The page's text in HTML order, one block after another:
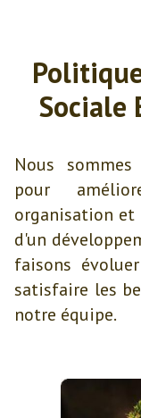
Sociale
Nous
pour
organisation et
d'un
faisons
satisfaire les
notre équipe.